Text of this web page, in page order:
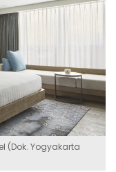
(Dok. Yogyakarta